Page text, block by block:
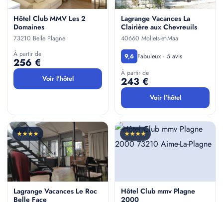
Hôtel Club MMV Les 2
Domaines
73210 Belle Plagne
À partir de
256 €
Voir l'hôtel
Lagrange Vacances La
Clairière aux Chevreuils
40660 Moliets-et-Maa
9,6 Fabuleux · 5 avis
À partir de
243 €
Voir l'hôtel
★★★★
Lagrange Vacances Le Roc
Belle Face
★★★★
Hôtel Club mmv Plagne
2000